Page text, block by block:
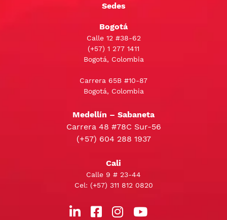
Sedes
Bogotá
Calle 12 #38-62
(+57) 1 277 1411
Bogotá, Colombia
Carrera 65B #10-87
Bogotá, Colombia
Medellín – Sabaneta
Carrera 48 #78C Sur-56
(+57) 604 288 1937
Cali
Calle 9 # 23-44
Cel: (+57) 311 812 0820